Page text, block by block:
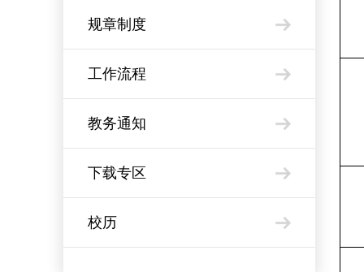
规章制度
工作流程
教务通知
下载专区
校历